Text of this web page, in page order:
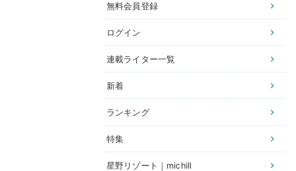
無料会員登録
ログイン
連載ライター一覧
新着
ランキング
特集
星野リゾート｜michill